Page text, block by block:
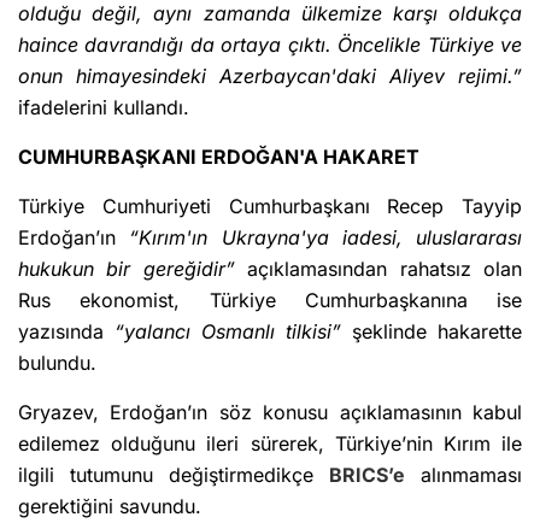
olduğu değil, aynı zamanda ülkemize karşı oldukça
haince davrandığı da ortaya çıktı. Öncelikle Türkiye ve
onun himayesindeki Azerbaycan'daki Aliyev rejimi.”
ifadelerini kullandı.
CUMHURBAŞKANI ERDOĞAN'A HAKARET
Türkiye Cumhuriyeti Cumhurbaşkanı Recep Tayyip
Erdoğan’ın “Kırım'ın Ukrayna'ya iadesi, uluslararası
hukukun bir gereğidir”açıklamasından rahatsız olan
Rus ekonomist, Türkiye Cumhurbaşkanına ise
yazısında “yalancı Osmanlı tilkisi” şeklinde hakarette
bulundu.
Gryazev, Erdoğan’ın söz konusu açıklamasının kabul
edilemez olduğunu ileri sürerek, Türkiye’nin Kırım ile
ilgili tutumunu değiştirmedikçe BRICS’e alınmaması
gerektiğini savundu.